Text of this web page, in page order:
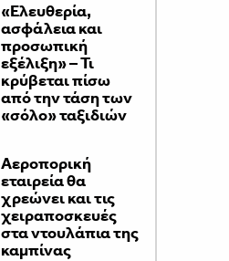
«Ελευθερία,
ασφάλεια και
προσωπική
εξέλιξη» – Τι
κρύβεται πίσω
από την τάση των
«σόλο» ταξιδιών
Αεροπορική
εταιρεία θα
χρεώνει και τις
χειραποσκευές
στα ντουλάπια της
καμπίνας